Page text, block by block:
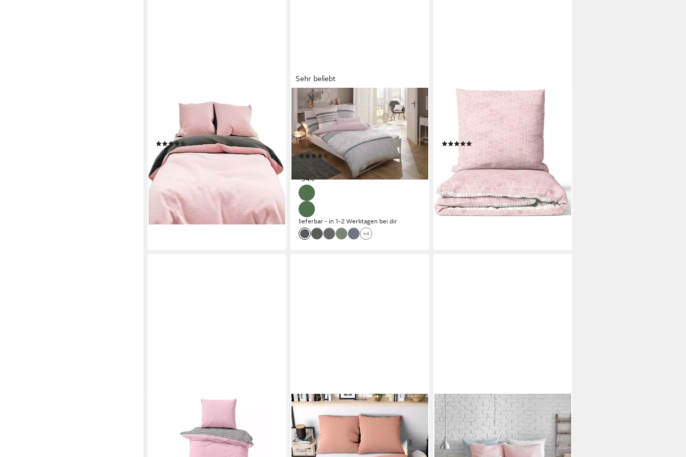
Bettwäsche Winter Teddy Plüsch,
Fleece, 2 teilig, Flauschig warmes
Cashmere Touch, Einfarbig
(171)
ab 25,50 € UVP38,94 €
-35%
lieferbar - in 2-3 Werktagen bei dir
+2
Sehr beliebt
OTTO HOME
Bettwäsche Cremona, Linon, 2 teilig,
romantische Bettwäsche in
verschiedenen Qualitäten, ab Gr.
135x200 cm
(13477)
ab 17,99 € UVP 38,99 €
-54%
lieferbar - in 1-2 Werktagen bei dir
+4
LEONADO VICENTI
Bettwäsche Baumwolle fein gewebt,
Renforcé, 2 teilig, modernes Rauten
Design in Rosa Weiß
(5)
ab 25,50 €
lieferbar - in 2-3 Werktagen bei dir
155x200, 155x220, 200x200,
200x220 oder 240x220, Renforcé,
2 teilig, Stripe Wendebettwäsche
WOLKENFELD
Bettwäsche Allergiker Bettwäsche,
unfassbar weich, Microfaser, 2 teilig,
135x200 cm, 155x220 &
Übergrößen I inkl. Kissenbezüge
FLEURESSE
Bettwäsche Provence in Gr.
135x200, 155x220 oder 200x200
cm, Halbleinen, 2 teilig, Halbleinen,
50% Baumwolle, 50% Leinen, Gr.